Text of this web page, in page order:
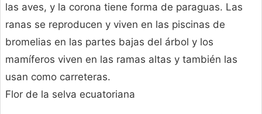
las aves, y la corona tiene forma de paraguas. Las
ranas se reproducen y viven en las piscinas de
bromelias en las partes bajas del árbol y los
mamíferos viven en las ramas altas y también las
usan como carreteras.
Flor de la selva ecuatoriana